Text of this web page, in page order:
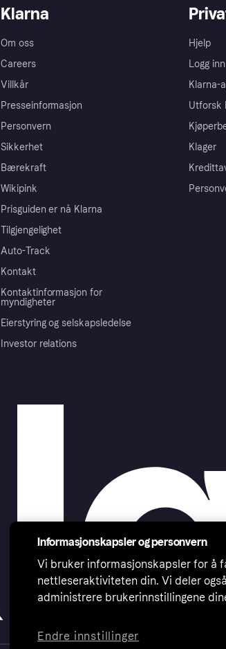
Klarna
Om oss
Careers
Villkår
Presseinformasjon
Personvern
Sikkerhet
Bærekraft
Wikipink
Prisguiden er nå Klarna
Tilgjengelighet
Auto-Track
Kontakt
Kontaktinformasjon for
myndigheter
Eierstyring og selskapsledelse
Investor relations
Hjelp
Logg inn
Klarna-
Utforsk
Klager
Informasjonskapsler og personvern
Vi bruker informasjonskapsler for å
nettleseraktiviteten din. Vi deler
administrere brukerinnstillingene
Endre innstillinger